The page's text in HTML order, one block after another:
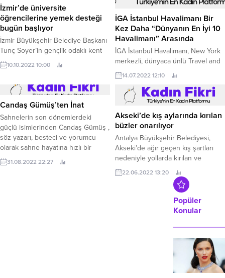
İzmir’de üniversite
öğrencilerine yemek desteği
bugün başlıyor
İzmir Büyükşehir Belediye Başkanı
Tunç Soyer’in gençlik odaklı kent
vizyonu kapsamında Büyükşehir
Belediyesi üniversite öğrencilerine
bu yıl da devam ediyor.
10.10.2022 10:00
İGA İstanbul Havalimanı Bir
Kez Daha “Dünyanın En İyi 10
Havalimanı” Arasında
İGA İstanbul Havalimanı, New York
merkezli, dünyaca ünlü Travel and
Leisure dergisinin “The 10 Best
International Airports” anketinde
“Dünyanın En İyi 10 Uluslararası
Havalimanı” arasında yer aldı.
14.07.2022 12:10
Candaş Gümüş’ten İnat
Sahnelerin son dönemlerdeki
güçlü isimlerinden Candaş Gümüş ,
söz yazarı, besteci ve yorumcu
olarak sahne hayatına hızlı bir
şekilde devam ediyor. Bugüne
kadar toplam 3 albüme imza atan
31.08.2022 22:27
Akseki’de kış aylarında kırılan
büzler onarılıyor
Antalya Büyükşehir Belediyesi,
Akseki’de ağır geçen kış şartları
nedeniyle yollarda kırılan ve
deforme olan yağmur suyu
büzlerini yeniliyor.
22.06.2022 13:20
Popüler
Konular